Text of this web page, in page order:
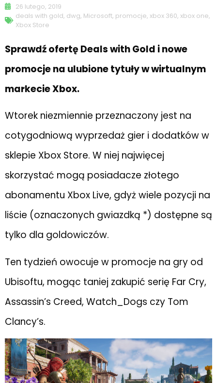
26 lutego, 2019
deals with gold, dwg, Microsoft, promocje, xbox 360, xbox one,
Xbox Store
Sprawdź ofertę Deals with Gold i nowe
promocje na ulubione tytuły w wirtualnym
markecie Xbox.
Wtorek niezmiennie przeznaczony jest na
cotygodniową wyprzedaż gier i dodatków w
sklepie Xbox Store. W niej najwięcej
skorzystać mogą posiadacze złotego
abonamentu Xbox Live, gdyż wiele pozycji na
liście (oznaczonych gwiazdką *) dostępne są
tylko dla goldowiczów.
Ten tydzień owocuje w promocje na gry od
Ubisoftu, mogąc taniej zakupić serię Far Cry,
Assassin’s Creed, Watch_Dogs czy Tom
Clancy’s.